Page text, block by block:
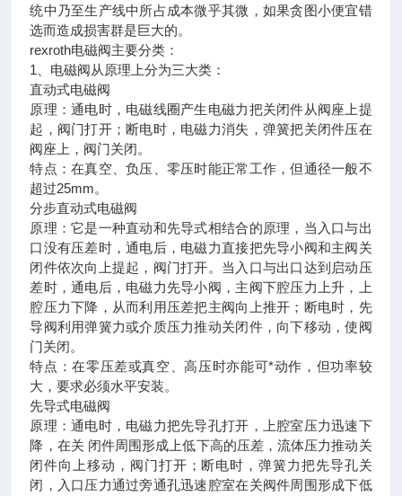
统中乃至生产线中所占成本微乎其微，如果贪图小便宜错
选而造成损害群是巨大的。
rexroth电磁阀主要分类：
1、电磁阀从原理上分为三大类：
直动式电磁阀
原理：通电时，电磁线圈产生电磁力把关闭件从阀座上提
起，阀门打开；断电时，电磁力消失，弹簧把关闭件压在
阀座上，阀门关闭。
特点：在真空、负压、零压时能正常工作，但通径一般不
超过25mm。
分步直动式电磁阀
原理：它是一种直动和先导式相结合的原理，当入口与出
口没有压差时，通电后，电磁力直接把先导小阀和主阀关
闭件依次向上提起，阀门打开。当入口与出口达到启动压
差时，通电后，电磁力先导小阀，主阀下腔压力上升，上
腔压力下降，从而利用压差把主阀向上推开；断电时，先
导阀利用弹簧力或介质压力推动关闭件，向下移动，使阀
门关闭。
特点：在零压差或真空、高压时亦能可*动作，但功率较
大，要求必须水平安装。
先导式电磁阀
原理：通电时，电磁力把先导孔打开，上腔室压力迅速下
降，在关 闭件周围形成上低下高的压差，流体压力推动关
闭件向上移动，阀门打开；断电时，弹簧力把先导孔关
闭，入口压力通过旁通孔迅速腔室在关阀件周围形成下低